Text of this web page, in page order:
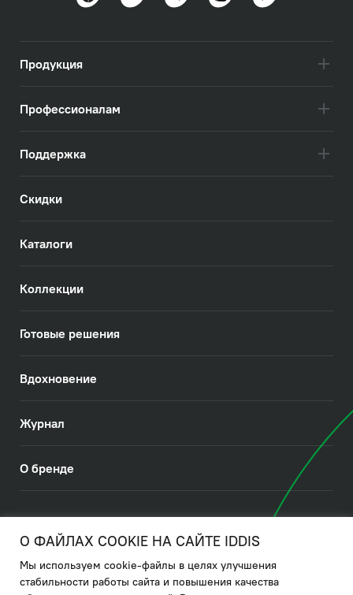
Продукция
Профессионалам
Поддержка
Скидки
Каталоги
Коллекции
Готовые решения
Вдохновение
Журнал
О бренде
Политика в отношении использования файлов cookies
О ФАЙЛАХ COOKIE НА САЙТЕ IDDIS
Мы используем cookie-файлы в целях улучшения
стабильности работы сайта и повышения качества